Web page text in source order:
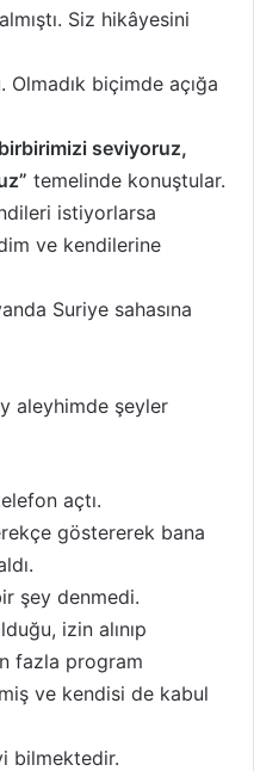
Siz hikâyesini
Olmadık biçimde açığa
seviyoruz,
temelinde konuştular.
istiyorlarsa
ve kendilerine
Suriye sahasına
aleyhimde şeyler
açtı.
göstererek bana
şey denmedi.
izin alınıp
fazla program
ve kendisi de kabul
bilmektedir.